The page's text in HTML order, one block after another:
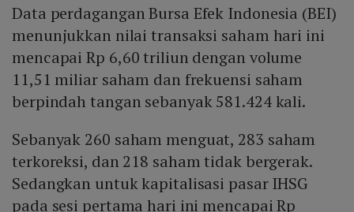
Data perdagangan Bursa Efek Indonesia (BEI)
menunjukkan nilai transaksi saham hari ini
mencapai Rp 6,60 triliun dengan volume
11,51 miliar saham dan frekuensi saham
berpindah tangan sebanyak 581.424 kali.
Sebanyak 260 saham menguat, 283 saham
terkoreksi, dan 218 saham tidak bergerak.
Sedangkan untuk kapitalisasi pasar IHSG
pada sesi pertama hari ini mencapai Rp